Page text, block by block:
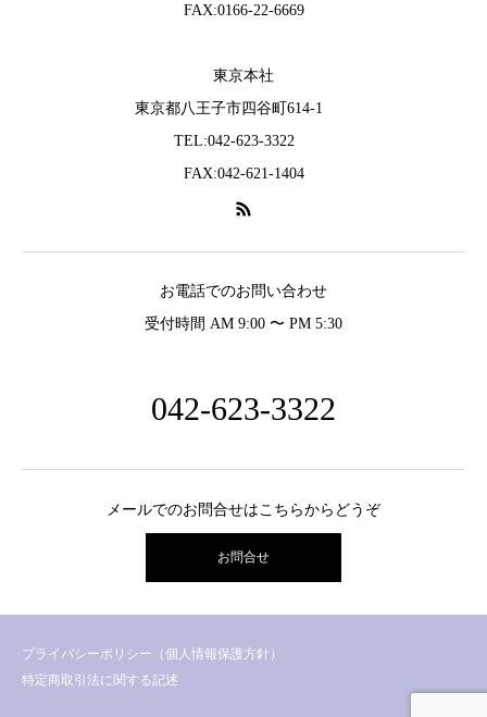
FAX:0166-22-6669
東京本社
東京都八王子市四谷町614-1
TEL:042-623-3322
FAX:042-621-1404
お電話でのお問い合わせ
受付時間 AM 9:00 〜 PM 5:30
042-623-3322
メールでのお問合せはこちらからどうぞ
お問合せ
プライバシーポリシー（個人情報保護方針）
特定商取引法に関する記述